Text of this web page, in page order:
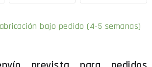
bajo pedido (4-5 semanas)